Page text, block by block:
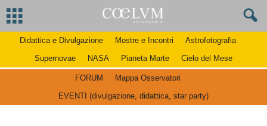
Didattica e Divulgazione Mostre e Incontri
Astrofotografia
Supernovae
NASA Pianeta Marte Cielo del Mese
FORUM
Mappa Osservatori
EVENTI (divulgazione, didattica, star party)